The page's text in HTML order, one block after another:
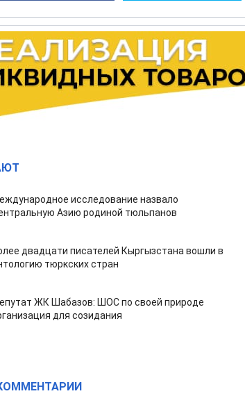
исследование назвало
Азию родиной тюльпанов
двадцати писателей Кыргызстана вошли в
тюркских стран
ЖК Шабазов: ШОС по своей природе
для созидания